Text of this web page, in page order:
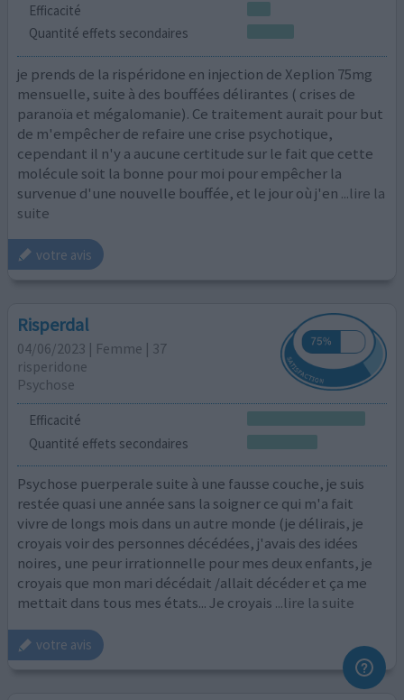
Efficacité
Quantité effets secondaires
je prends de la rispéridone en injection de Xeplion 75mg
mensuelle, suite à des bouffées délirantes ( crises de
paranoïa et mégalomanie). Ce traitement aurait pour but
de m'empêcher de refaire une crise psychotique,
cependant il n'y a aucune certitude sur le fait que cette
molécule soit la bonne pour moi pour empêcher la
survenue d'une nouvelle bouffée, et le jour où j'en ...lire la
suite
votre avis
Risperdal
04/06/2023 | Femme | 37
risperidone
Psychose
Efficacité
Quantité effets secondaires
Psychose puerperale suite à une fausse couche, je suis
restée quasi une année sans la soigner ce qui m'a fait
vivre de longs mois dans un autre monde (je délirais, je
croyais voir des personnes décédées, j'avais des idées
noires, une peur irrationnelle pour mes deux enfants, je
croyais que mon mari décédait /allait décéder et ça me
mettait dans tous mes états... Je croyais ...lire la suite
votre avis